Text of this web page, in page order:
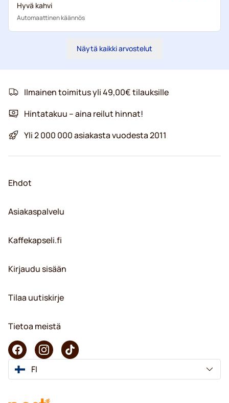
Hyvä kahvi
Automaattinen käännös
Näytä kaikki arvostelut
Ilmainen toimitus yli 49,00€ tilauksille
Hintatakuu – aina reilut hinnat!
Yli 2 000 000 asiakasta vuodesta 2011
Ehdot
Asiakaspalvelu
Kaffekapseli.fi
Kirjaudu sisään
Tilaa uutiskirje
Tietoa meistä
FI